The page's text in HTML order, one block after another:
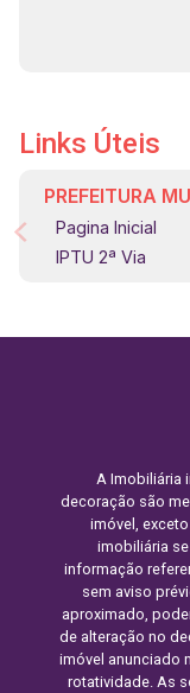
Links Úteis
PREFEITURA
Pagina Inicial
IPTU 2ª Via
A Imobiliária
decoração são
imóvel,
imobiliária
informação
sem aviso
aproximado,
de alteração no
imóvel anunciado
rotatividade. As